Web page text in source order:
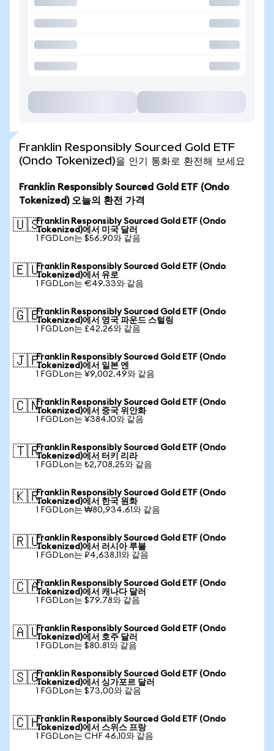
Franklin Responsibly Sourced Gold ETF
(Ondo Tokenized)을 인기 통화로 환전해 보세요
Franklin Responsibly Sourced Gold ETF (Ondo
Tokenized) 오늘의 환전 가격
🇺🇸Franklin Responsibly Sourced Gold ETF (Ondo
Tokenized)에서 미국 달러
1 FGDLon는 $56.90와 같음
🇪🇺Franklin Responsibly Sourced Gold ETF (Ondo
Tokenized)에서 유로
1 FGDLon는 €49.33와 같음
🇬🇧Franklin Responsibly Sourced Gold ETF (Ondo
Tokenized)에서 영국 파운드 스털링
1 FGDLon는 £42.26와 같음
🇯🇵Franklin Responsibly Sourced Gold ETF (Ondo
Tokenized)에서 일본 엔
1 FGDLon는 ¥9,002.49와 같음
🇨🇳Franklin Responsibly Sourced Gold ETF (Ondo
Tokenized)에서 중국 위안화
1 FGDLon는 ¥384.10와 같음
🇹🇷Franklin Responsibly Sourced Gold ETF (Ondo
Tokenized)에서 터키 리라
1 FGDLon는 ₺2,708.25와 같음
🇰🇷Franklin Responsibly Sourced Gold ETF (Ondo
Tokenized)에서 한국 원화
1 FGDLon는 ₩80,934.61와 같음
🇷🇺Franklin Responsibly Sourced Gold ETF (Ondo
Tokenized)에서 러시아 루블
1 FGDLon는 ₽4,638.11와 같음
🇨🇦Franklin Responsibly Sourced Gold ETF (Ondo
Tokenized)에서 캐나다 달러
1 FGDLon는 $79.78와 같음
🇦🇺Franklin Responsibly Sourced Gold ETF (Ondo
Tokenized)에서 호주 달러
1 FGDLon는 $80.81와 같음
🇸🇬Franklin Responsibly Sourced Gold ETF (Ondo
Tokenized)에서 싱가포르 달러
1 FGDLon는 $73.00와 같음
🇨🇭Franklin Responsibly Sourced Gold ETF (Ondo
Tokenized)에서 스위스 프랑
1 FGDLon는 CHF 46.10와 같음